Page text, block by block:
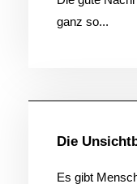
ganz so...
Die
Es gibt